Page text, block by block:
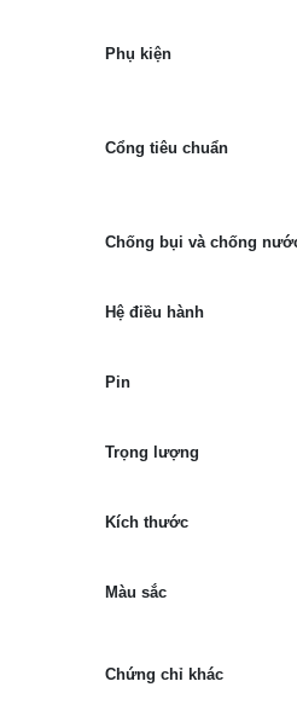
Phụ kiện
Cổng tiêu chuẩn
Chống bụi và chống
Hệ điều hành
Pin
Trọng lượng
Kích thước
Màu sắc
Chứng chỉ khác